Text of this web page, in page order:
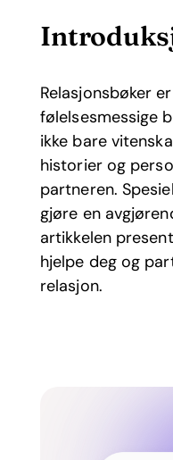
Relasjonsbøker
følelsesmessige
ikke bare
historier og
partneren.
gjøre en
artikkelen
hjelpe deg og
relasjon.